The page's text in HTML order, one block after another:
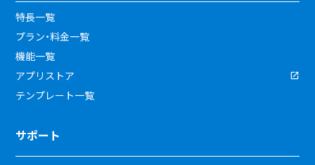
特長一覧
プラン・料金一覧
機能一覧
アプリストア
テンプレート一覧
サポート